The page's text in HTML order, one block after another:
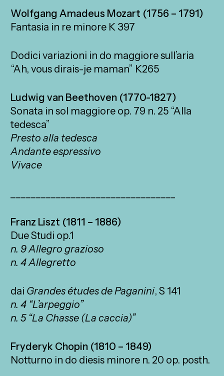
Wolfgang Amadeus Mozart (1756 – 1791)
Fantasia in re minore K 397
Dodici variazioni in do maggiore sull’aria
“Ah, vous dirais-je maman” K265
Ludwig van Beethoven (1770-1827)
Sonata in sol maggiore op. 79 n. 25 “Alla
tedesca”
Presto alla tedesca
Andante espressivo
Vivace
Franz Liszt (1811 – 1886)
Due Studi op.1
n. 9 Allegro grazioso
n. 4 Allegretto
dai Grandes études de Paganini, S 141
n. 4 “L’arpeggio”
n. 5 “La Chasse (La caccia)”
Fryderyk Chopin (1810 – 1849)
Notturno in do diesis minore n. 20 op. posth.